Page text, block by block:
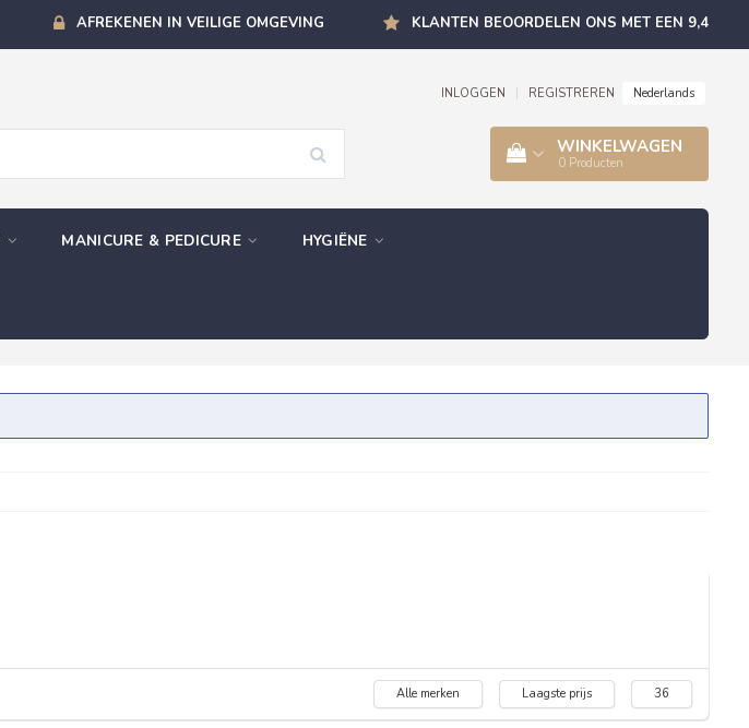
AFREKENEN IN VEILIGE OMGEVING KLANTEN BEOORDELEN ONS MET EEN 9,4
INLOGGEN REGISTREREN Nederlands
WINKELWAGEN
0 Producten
MANICURE & PEDICURE HYGIËNE
Alle merken Laagste prijs 36